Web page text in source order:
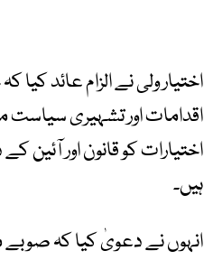
اختیار ولی نے الزام عائد
اقدامات اور تشہیری سیاست
اختیارات کو قانون اور
ہیں۔
انہوں نے دعویٰ کیا کہ صوبے